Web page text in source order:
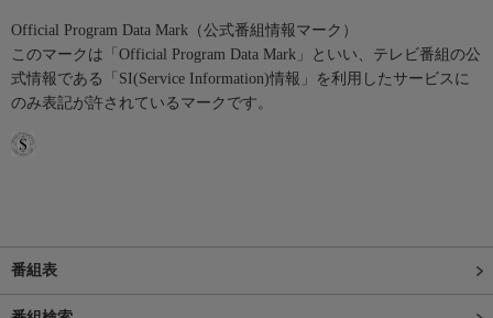
Official Program Data Mark（公式番組情報マーク）
このマークは「Official Program Data Mark」といい、テレビ番組の公
式情報である「SI(Service Information)情報」を利用したサービスに
のみ表記が許されているマークです。
番組表